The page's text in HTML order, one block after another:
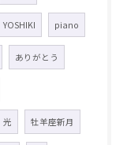
YOSHIKI piano
ありがとう
光 牡羊座新月